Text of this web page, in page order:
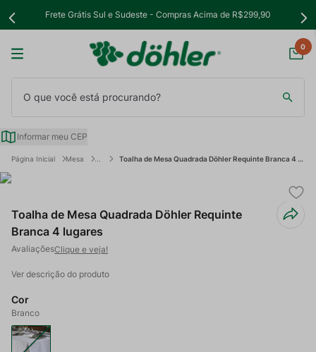
Frete Grátis Sul e Sudeste - Compras Acima de R$299,90
0
Informar meu CEP
Mesa Toalha de Mesa Quadrada Döhler Requinte Branca 4 lugares
Toalha de Mesa Quadrada Döhler Requinte
Branca 4 lugares
Clique e veja!
Ver descrição do produto
Cor
Branco